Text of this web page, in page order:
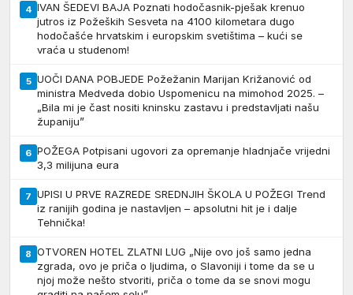
4 IVAN ŠEDEVI BAJA Poznati hodočasnik-pješak krenuo
jutros iz Požeških Sesveta na 4100 kilometara dugo
hodočašće hrvatskim i europskim svetištima – kući se
vraća u studenom!
5 UOČI DANA POBJEDE Požežanin Marijan Križanović od
ministra Medveda dobio Uspomenicu na mimohod 2025. –
„Bila mi je čast nositi kninsku zastavu i predstavljati našu
županiju”
6 POŽEGA Potpisani ugovori za opremanje hladnjače vrijedni
3,3 milijuna eura
7 UPISI U PRVE RAZREDE SREDNJIH ŠKOLA U POŽEGI Trend
iz ranijih godina je nastavljen – apsolutni hit je i dalje
Tehnička!
8 OTVOREN HOTEL ZLATNI LUG „Nije ovo još samo jedna
zgrada, ovo je priča o ljudima, o Slavoniji i tome da se u
njoj može nešto stvoriti, priča o tome da se snovi mogu